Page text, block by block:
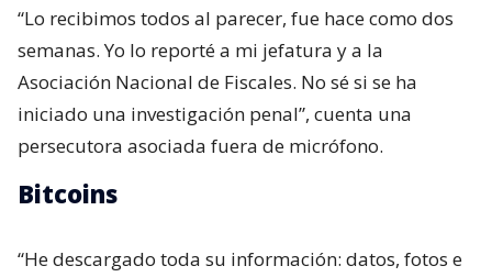
“Lo recibimos todos al parecer, fue hace como dos
semanas. Yo lo reporté a mi jefatura y a la
Asociación Nacional de Fiscales. No sé si se ha
iniciado una investigación penal”, cuenta una
persecutora asociada fuera de micrófono.
Bitcoins
“He descargado toda su información: datos, fotos e